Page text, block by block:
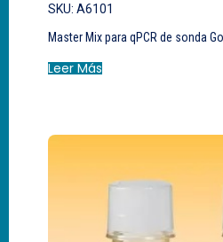
SKU: A6101
Master Mix para qPCR de sonda
Leer Más